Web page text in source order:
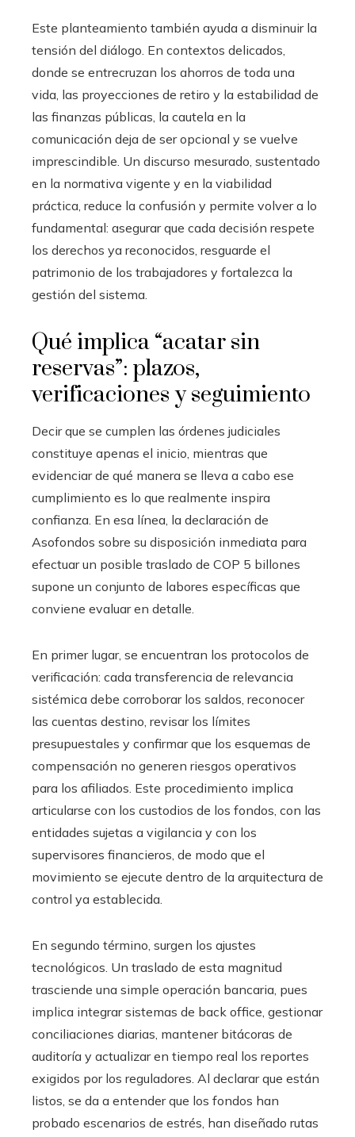
Este planteamiento también ayuda a disminuir la
tensión del diálogo. En contextos delicados,
donde se entrecruzan los ahorros de toda una
vida, las proyecciones de retiro y la estabilidad de
las finanzas públicas, la cautela en la
comunicación deja de ser opcional y se vuelve
imprescindible. Un discurso mesurado, sustentado
en la normativa vigente y en la viabilidad
práctica, reduce la confusión y permite volver a lo
fundamental: asegurar que cada decisión respete
los derechos ya reconocidos, resguarde el
patrimonio de los trabajadores y fortalezca la
gestión del sistema.
Qué implica “acatar sin
reservas”: plazos,
verificaciones y seguimiento
Decir que se cumplen las órdenes judiciales
constituye apenas el inicio, mientras que
evidenciar de qué manera se lleva a cabo ese
cumplimiento es lo que realmente inspira
confianza. En esa línea, la declaración de
Asofondos sobre su disposición inmediata para
efectuar un posible traslado de COP 5 billones
supone un conjunto de labores específicas que
conviene evaluar en detalle.
En primer lugar, se encuentran los protocolos de
verificación: cada transferencia de relevancia
sistémica debe corroborar los saldos, reconocer
las cuentas destino, revisar los límites
presupuestales y confirmar que los esquemas de
compensación no generen riesgos operativos
para los afiliados. Este procedimiento implica
articularse con los custodios de los fondos, con las
entidades sujetas a vigilancia y con los
supervisores financieros, de modo que el
movimiento se ejecute dentro de la arquitectura de
control ya establecida.
En segundo término, surgen los ajustes
tecnológicos. Un traslado de esta magnitud
trasciende una simple operación bancaria, pues
implica integrar sistemas de back office, gestionar
conciliaciones diarias, mantener bitácoras de
auditoría y actualizar en tiempo real los reportes
exigidos por los reguladores. Al declarar que están
listos, se da a entender que los fondos han
probado escenarios de estrés, han diseñado rutas